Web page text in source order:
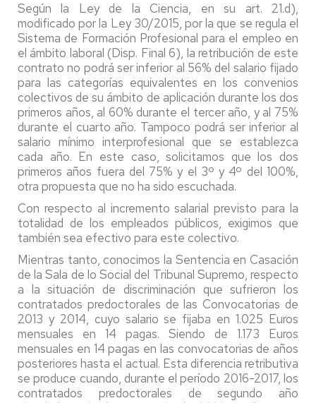
Según la Ley de la Ciencia, en su art. 21.d),
modificado por la Ley 30/2015, por la que se regula el
Sistema de Formación Profesional para el empleo en
el ámbito laboral (Disp. Final 6), la retribución de este
contrato no podrá ser inferior al 56% del salario fijado
para las categorías equivalentes en los convenios
colectivos de su ámbito de aplicación durante los dos
primeros años, al 60% durante el tercer año, y al 75%
durante el cuarto año. Tampoco podrá ser inferior al
salario mínimo interprofesional que se establezca
cada año. En este caso, solicitamos que los dos
primeros años fuera del 75% y el 3º y 4º del 100%,
otra propuesta que no ha sido escuchada.
Con respecto al incremento salarial previsto para la
totalidad de los empleados públicos, exigimos que
también sea efectivo para este colectivo.
Mientras tanto, conocimos la Sentencia en Casación
de la Sala de lo Social del Tribunal Supremo, respecto
a la situación de discriminación que sufrieron los
contratados predoctorales de las Convocatorias de
2013 y 2014, cuyo salario se fijaba en 1.025 Euros
mensuales en 14 pagas. Siendo de 1.173 Euros
mensuales en 14 pagas en las convocatorias de años
posteriores hasta el actual. Esta diferencia retributiva
se produce cuando, durante el período 2016-2017, los
contratados predoctorales de segundo año